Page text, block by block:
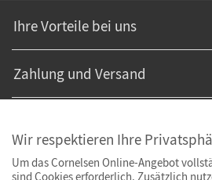
Ihre Vorteile bei uns
Zahlung und Versand
Wir respektieren Ihre
Um das Cornelsen Online-Angebot
sind Cookies erforderlich. Zusätzlich